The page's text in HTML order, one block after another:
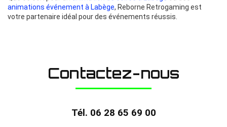
animations événement à Labège, Reborne Retrogaming est
votre partenaire idéal pour des événements réussis.
Contactez-nous
Tél. 06 28 65 69 00